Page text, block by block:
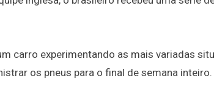
carro experimentando as mais variadas
os pneus para o final de semana inteiro.